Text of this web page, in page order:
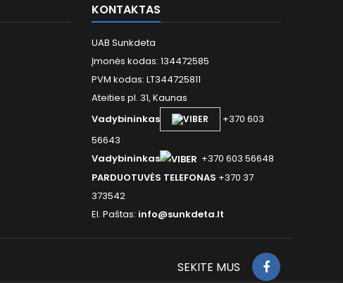
KONTAKTAS
UAB Sunkdeta
Įmonės kodas: 134472585
PVM kodas: LT344725811
Ateities pl. 31, Kaunas
Vadybininkas
+370 603
56643
Vadybininkas
+370 603 56648
PARDUOTUVĖS TELEFONAS +370 37
373542
El. Paštas: info@sunkdeta.lt
SEKITE MUS